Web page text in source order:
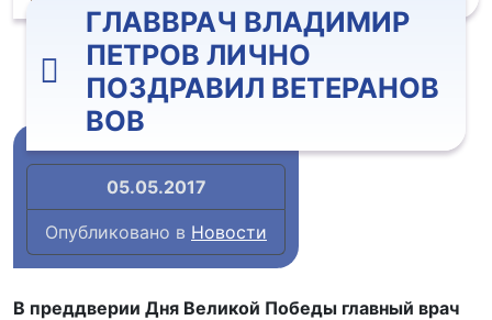
ГЛАВВРАЧ ВЛАДИМИР
ПЕТРОВ ЛИЧНО
ПОЗДРАВИЛ ВЕТЕРАНОВ
ВОВ
05.05.2017
Опубликовано в Новости
В преддверии Дня Великой Победы главный врач